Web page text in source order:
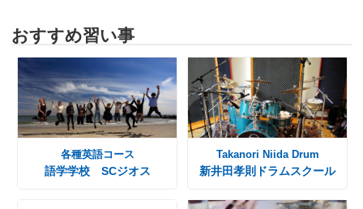
おすすめ習い事
各種英語コース
語学学校 SCジオス
Takanori Niida Drum
新井田孝則ドラムスクール